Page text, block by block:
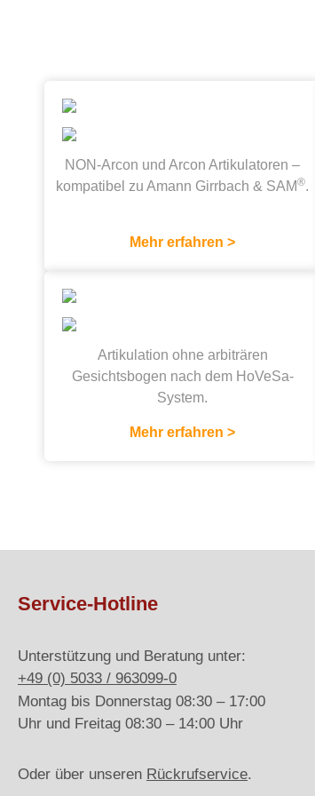
NON-Arcon und Arcon Artikulatoren –
kompatibel zu Amann Girrbach & SAM®.
Mehr erfahren >
Artikulation ohne arbiträren
Gesichtsbogen nach dem HoVeSa-
System.
Mehr erfahren >
Service-Hotline
Unterstützung und Beratung unter:
+49 (0) 5033 / 963099-0
Montag bis Donnerstag 08:30 – 17:00
Uhr und Freitag 08:30 – 14:00 Uhr
Oder über unseren Rückrufservice.